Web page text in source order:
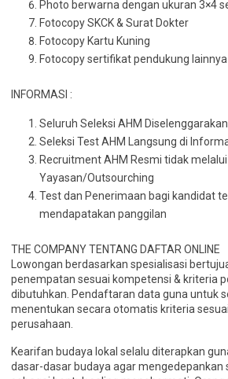
Photo berwarna dengan ukuran 3×4
Fotocopy SKCK & Surat Dokter
Fotocopy Kartu Kuning
Fotocopy sertifikat pendukung
INFORMASI :
Seluruh Seleksi AHM
Seleksi Test AHM Langsung di
Recruitment AHM Resmi tidak melalui
Yayasan/Outsourching
Test dan Penerimaan bagi kandidat
mendapatakan panggilan
THE COMPANY TENTANG DAFTAR ONLINE
Lowongan berdasarkan spesialisasi
penempatan sesuai kompetensi & kriteria
dibutuhkan. Pendaftaran data guna untuk
menentukan secara otomatis kriteria
perusahaan.
Kearifan budaya lokal selalu diterapkan
dasar-dasar budaya agar mengedepankan